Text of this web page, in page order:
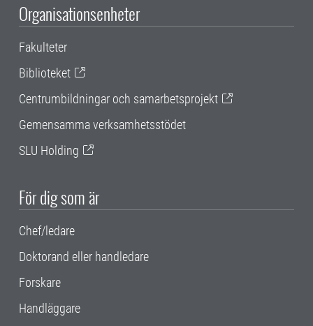
Organisationsenheter
Fakulteter
Biblioteket
Centrumbildningar och samarbetsprojekt
Gemensamma verksamhetsstödet
SLU Holding
För dig som är
Chef/ledare
Doktorand eller handledare
Forskare
Handläggare